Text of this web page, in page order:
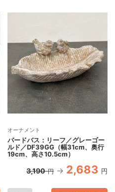
オーナメント
バードバス：リーフ／グレーゴー
ルド／DF39GG（幅31cm、奥行
19cm、高さ10.5cm）
3,190 円 2,683 円